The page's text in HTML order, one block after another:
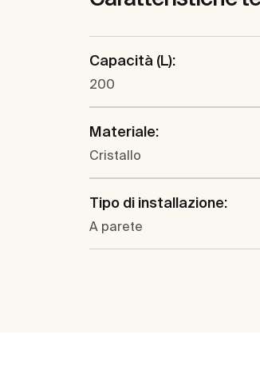
Capacità (L):
200
Materiale:
Cristallo
Tipo di installazione:
A parete